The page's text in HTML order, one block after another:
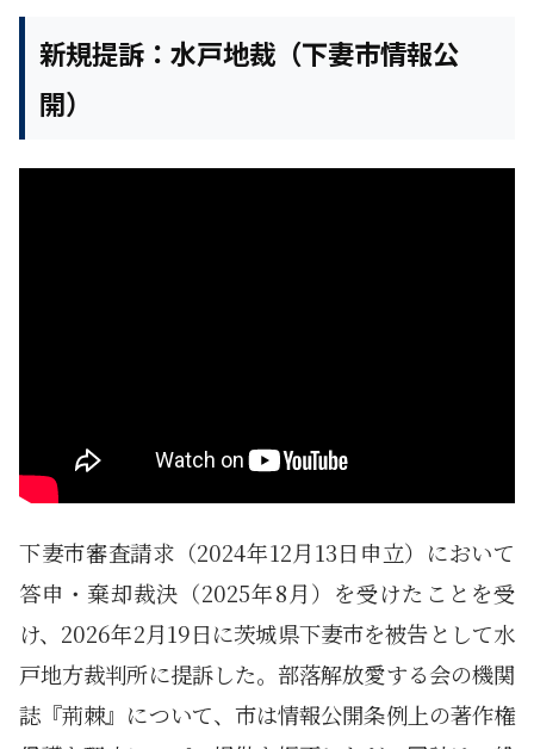
新規提訴：水戸地裁（下妻市情報公
開）
下妻市審査請求（2024年12月13日申立）において
答申・棄却裁決（2025年8月）を受けたことを受
け、2026年2月19日に茨城県下妻市を被告として水
戸地方裁判所に提訴した。部落解放愛する会の機関
誌『荊棘』について、市は情報公開条例上の著作権